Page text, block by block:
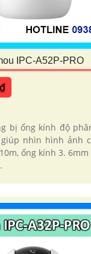
IPC-A52P-PRO
bị ống kính độ
nhìn hình ảnh
ống kính 3.